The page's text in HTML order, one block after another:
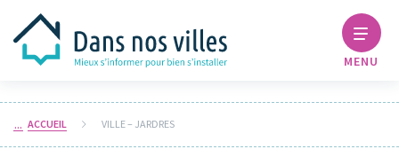
MENU
ACCUEIL VILLE – JARDRES